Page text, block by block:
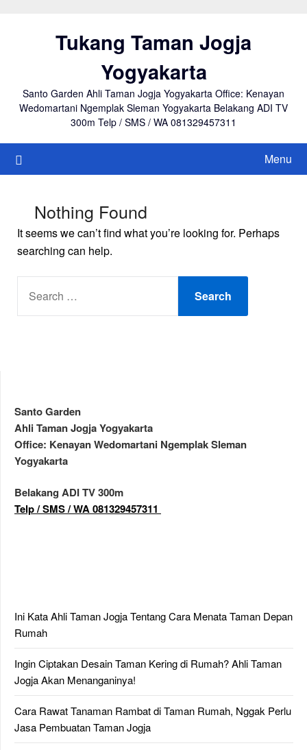
Tukang Taman Jogja
Yogyakarta
Santo Garden Ahli Taman Jogja Yogyakarta Office: Kenayan
Wedomartani Ngemplak Sleman Yogyakarta Belakang ADI TV
300m Telp / SMS / WA 081329457311
Menu
Nothing Found
It seems we can’t find what you’re looking for. Perhaps
searching can help.
FOR:
Santo Garden
Ahli Taman Jogja Yogyakarta
Office: Kenayan Wedomartani Ngemplak Sleman
Yogyakarta
Belakang ADI TV 300m
Telp / SMS / WA 081329457311
Ini Kata Ahli Taman Jogja Tentang Cara Menata Taman Depan
Rumah
Ingin Ciptakan Desain Taman Kering di Rumah? Ahli Taman
Jogja Akan Menanganinya!
Cara Rawat Tanaman Rambat di Taman Rumah, Nggak Perlu
Jasa Pembuatan Taman Jogja